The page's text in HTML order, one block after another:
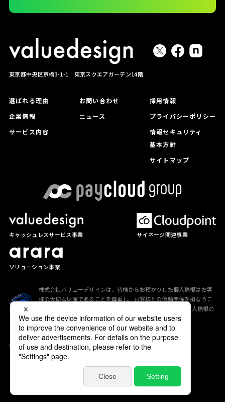
東京都中央区京橋3-1-1 東京スクエアガーデン14階
選ばれる理由
企業情報
サービス内容
お問い合わせ
ニュース
採用情報
プライバシーポリシー
情報セキュリティ
基本方針
サイトマップ
キャッシュレスサービス事業 サイネージ関連事業
ソリューション事業
株式会社バリューデザインは、皆様からお預かりした個人情報はお客
様の大切な財産であることを尊重し、お客様との信頼関係を損なうこ
」に従って適切な個人情報の
保護に努めています。
Copyright (C) valuedesign All Rights Reserved.